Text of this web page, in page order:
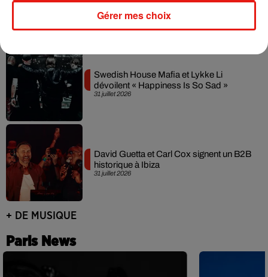
3 août 2026
leur mixtape créée en...
31 juillet 2026
Swedish House Mafia et Lykke Li
dévoilent « Happiness Is So Sad »
31 juillet 2026
David Guetta et Carl Cox signent un B2B
historique à Ibiza
+ DE MUSIQUE
Paris News
Gérer mes choix